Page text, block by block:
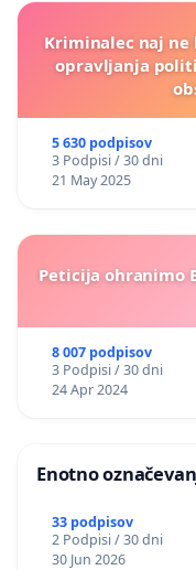
Kriminalec naj ne
opravljanja
5 630 podpisov
3 Podpisi / 30 dni
21 May 2025
Peticija ohranimo
8 007 podpisov
3 Podpisi / 30 dni
24 Apr 2024
Enotno
33 podpisov
2 Podpisi / 30 dni
30 Jun 2026